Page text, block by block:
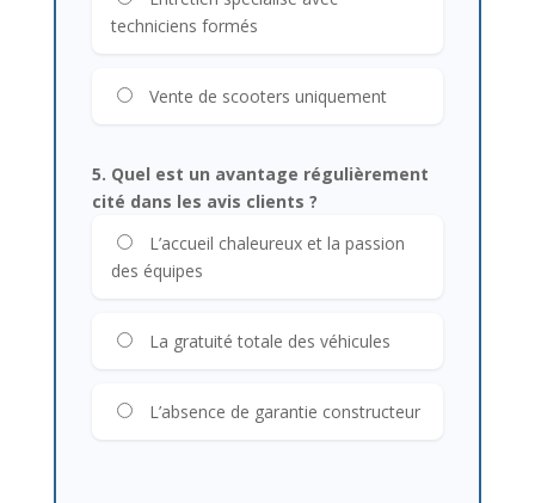
techniciens formés
Vente de scooters uniquement
5. Quel est un avantage régulièrement
cité dans les avis clients ?
L’accueil chaleureux et la passion
des équipes
La gratuité totale des véhicules
L’absence de garantie constructeur